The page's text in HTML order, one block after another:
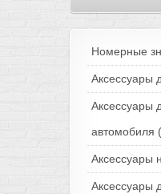
Номерные
Аксессуары
Аксессуары
автомобиля
Аксессуары
Аксессуары